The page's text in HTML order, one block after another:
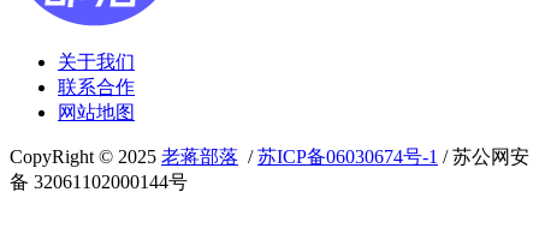
关于我们
联系合作
网站地图
CopyRight © 2025 老蒋部落 /苏ICP备06030674号-1 / 苏公网安
备 32061102000144号